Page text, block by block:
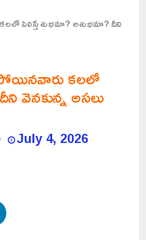
పిలిస్తే శుభమా? అశుభమా? దీని
కలలో
వెనకున్న అసలు
July 4, 2026